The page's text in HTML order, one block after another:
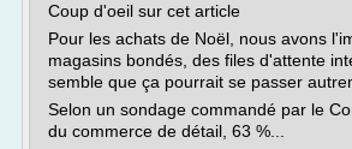
Coup d'oeil sur cet article
Pour les achats de Noël, nous avons
magasins bondés, des files d'attente
semble que ça pourrait se passer
Selon un sondage commandé par le
du commerce de détail, 63 %...